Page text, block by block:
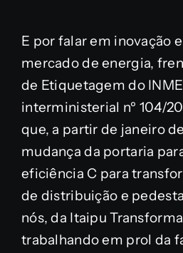
E por falar em inovação
mercado de energia,
de Etiquetagem do
interministerial nº 104/
que, a partir de janeiro
mudança da portaria
eficiência C para
de distribuição e
nós, da Itaipu
trabalhando em prol da